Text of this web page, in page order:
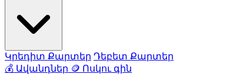
Կրեդիտ Քարտեր Դեբետ Քարտեր
💰 Ավանդներ 🪙 Ոսկու գին